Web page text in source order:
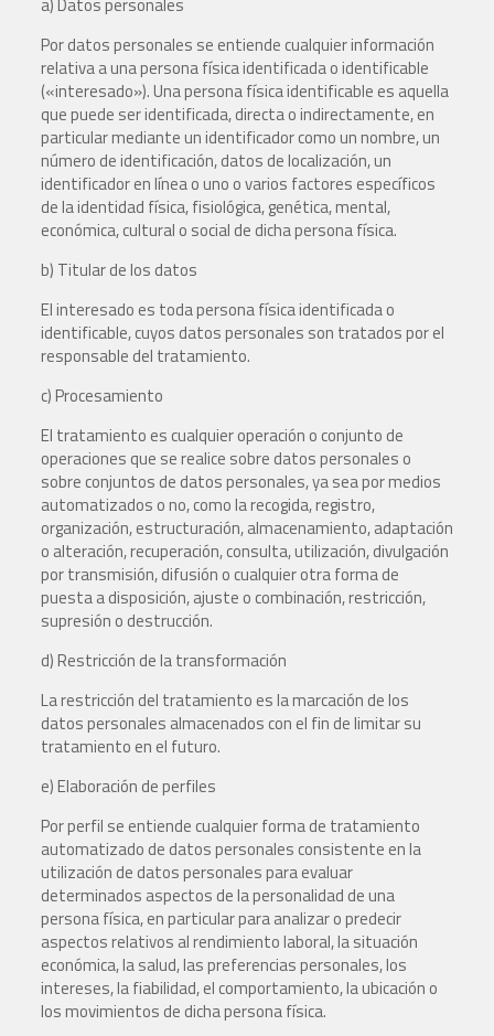
Por datos personales se entiende cualquier información
relativa a una persona física identificada o identificable
(«interesado»). Una persona física identificable es aquella
que puede ser identificada, directa o indirectamente, en
particular mediante un identificador como un nombre, un
número de identificación, datos de localización, un
identificador en línea o uno o varios factores específicos
de la identidad física, fisiológica, genética, mental,
económica, cultural o social de dicha persona física.
b) Titular de los datos
El interesado es toda persona física identificada o
identificable, cuyos datos personales son tratados por el
responsable del tratamiento.
c) Procesamiento
El tratamiento es cualquier operación o conjunto de
operaciones que se realice sobre datos personales o
sobre conjuntos de datos personales, ya sea por medios
automatizados o no, como la recogida, registro,
organización, estructuración, almacenamiento, adaptación
o alteración, recuperación, consulta, utilización, divulgación
por transmisión, difusión o cualquier otra forma de
puesta a disposición, ajuste o combinación, restricción,
supresión o destrucción.
d) Restricción de la transformación
La restricción del tratamiento es la marcación de los
datos personales almacenados con el fin de limitar su
tratamiento en el futuro.
e) Elaboración de perfiles
Por perfil se entiende cualquier forma de tratamiento
automatizado de datos personales consistente en la
utilización de datos personales para evaluar
determinados aspectos de la personalidad de una
persona física, en particular para analizar o predecir
aspectos relativos al rendimiento laboral, la situación
económica, la salud, las preferencias personales, los
intereses, la fiabilidad, el comportamiento, la ubicación o
los movimientos de dicha persona física.